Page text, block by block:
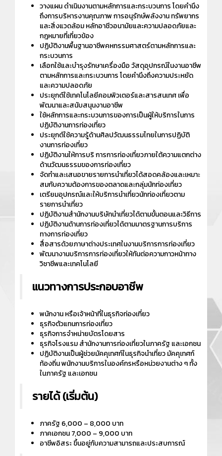
วางแผน ดำเนินงานตามหลักการและกระบวนการ โดยคำนึง
ถึงการบริหารงานคุณภาพ การอนุรักษ์พลังงาน ทรัพยากร
และสิ่งแวดล้อม หลักอาชีวอนามัยและความปลอดภัยและ
กฎหมายที่เกี่ยวข้อง
ปฏิบัติงานพื้นฐานอาชีพคหกรรมศาสตร์ตามหลักการและ
กระบวนการ
เลือกใช้และบำรุงรักษาเครื่องมือ วัสดุอุปกรณ์ในงานอาชีพ
ตามหลักการและกระบวนการ โดยคำนึงถึงความประหยัด
และความปลอดภัย
ประยุกต์ใช้เทคโนโลยีคอมพิวเตอร์และสารสนเทศ เพื่อ
พัฒนาและสนับสนุนงานอาชีพ
ใช้หลักการและกระบวนการของการเป็นผู้ให้บริการในการ
ปฏิบัติงานการท่องเที่ยว
ประยุกต์ใช้ความรู้ด้านศิลปวัฒนธรรมไทยในการปฏิบัติ
งานการท่องเที่ยว
ปฏิบัติงานให้การบริ การการท่องเที่ยวภายใต้ความแตกต่าง
ด้านวัฒนธรรมของการท่องเที่ยว
จัดทำและเสนอขายรายการนำเที่ยวได้สอดคล้องและเหมาะ
สมกับความต้องการของตลาดและกลุ่มนักท่องเที่ยว
เตรียมอุปกรณ์และให้บริการนำเที่ยวนักท่องเที่ยวตาม
รายการนำเที่ยว
ปฏิบัติงานสำนักงานบริษัทนำเที่ยวได้ตามขั้นตอนและวิธีการ
ปฏิบัติงานด้านการท่องเที่ยวได้ตามมาตรฐานการบริการ
ทางการท่องเที่ยว
สื่อสารด้วยภาษาต่างประเทศในงานบริการการท่องเที่ยว
พัฒนางานบริการการท่องเที่ยวให้ทันต่อความกาวหน้าทาง
วิชาชีพและเทคโนโลยี
แนวทางการประกอบอาชีพ
พนักงาน หรือเจ้าหน้าที่ในธุรกิจท่องเที่ยว
ธุรกิจตัวแทนการท่องเที่ยว
ธุรกิจการจำหน่ายบัตรโดยสาร
ธุรกิจโรงแรม สำนักงานการท่องเที่ยวในภาครัฐ และเอกชน
ปฏิบัติงานเป็นผู้ช่วยมัคคุเทศก์ในธุรกิจนำเที่ยว มัคคุเทศก์
ท้องถิ่น พนักงานบริการในองค์กรหรือหน่วยงานต่าง ๆ ทั้ง
ในภาครัฐ และเอกชน
รายได้ (เริ่มต้น)
ภาครัฐ 6,000 – 8,000 บาท
ภาคเอกชน 7,000 – 9,000 บาท
อาชีพอิสระ ขึ้นอยู่กับความสามารถและประสบการณ์